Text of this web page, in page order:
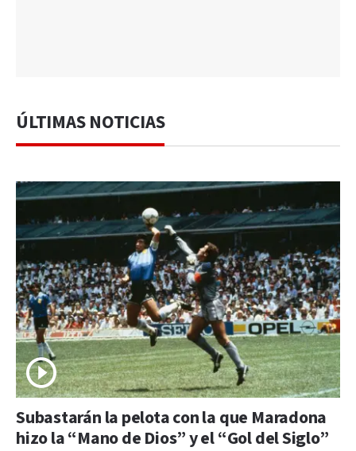
ÚLTIMAS NOTICIAS
Subastarán la pelota con la que Maradona
hizo la “Mano de Dios” y el “Gol del Siglo”